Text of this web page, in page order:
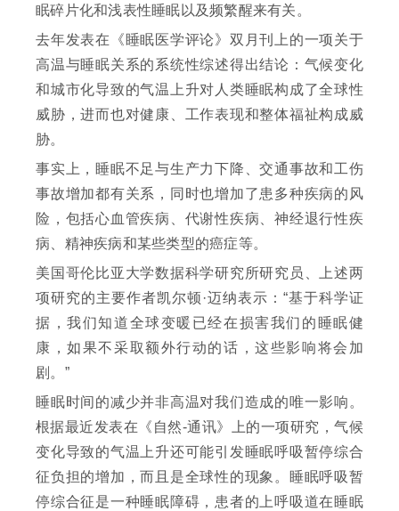
眠碎片化和浅表性睡眠以及频繁醒来有关。
去年发表在《睡眠医学评论》双月刊上的一项关于
高温与睡眠关系的系统性综述得出结论：气候变化
和城市化导致的气温上升对人类睡眠构成了全球性
威胁，进而也对健康、工作表现和整体福祉构成威
胁。
事实上，睡眠不足与生产力下降、交通事故和工伤
事故增加都有关系，同时也增加了患多种疾病的风
险，包括心血管疾病、代谢性疾病、神经退行性疾
病、精神疾病和某些类型的癌症等。
美国哥伦比亚大学数据科学研究所研究员、上述两
项研究的主要作者凯尔顿·迈纳表示：“基于科学证
据，我们知道全球变暖已经在损害我们的睡眠健
康，如果不采取额外行动的话，这些影响将会加
剧。”
睡眠时间的减少并非高温对我们造成的唯一影响。
根据最近发表在《自然-通讯》上的一项研究，气候
变化导致的气温上升还可能引发睡眠呼吸暂停综合
征负担的增加，而且是全球性的现象。睡眠呼吸暂
停综合征是一种睡眠障碍，患者的上呼吸道在睡眠